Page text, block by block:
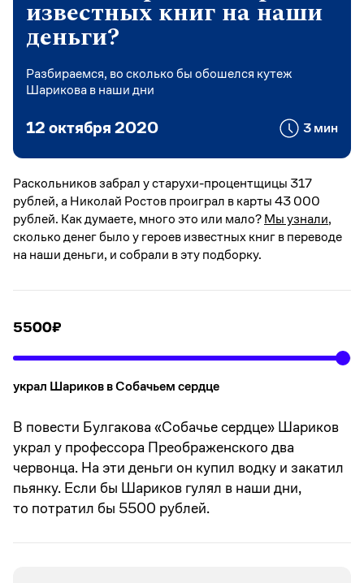
известных книг на наши
деньги?
Разбираемся, во сколько бы обошелся кутеж
Шарикова в наши дни
12 октября 2020 3 мин
Раскольников забрал у старухи-процентщицы 317
рублей, а Николай Ростов проиграл в карты 43 000
рублей. Как думаете, много это или мало?Мы узнали,
сколько денег было у героев известных книг в переводе
на наши деньги, и собрали в эту подборку.
5500₽
украл Шариков в Собачьем сердце
В повести Булгакова «Собачье сердце» Шариков
украл у профессора Преображенского два
червонца. На эти деньги он купил водку и закатил
пьянку. Если бы Шариков гулял в наши дни,
то потратил бы 5500 рублей.